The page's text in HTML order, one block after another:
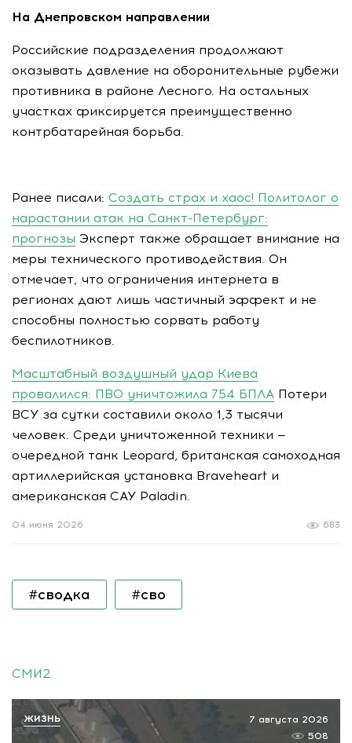
На Днепровском направлении
Российские подразделения продолжают
оказывать давление на оборонительные рубежи
противника в районе Лесного. На остальных
участках фиксируется преимущественно
контрбатарейная борьба.
Ранее писали: Создать страх и хаос! Политолог о
нарастании атак на Санкт-Петербург:
прогнозы Эксперт также обращает внимание на
меры технического противодействия. Он
отмечает, что ограничения интернета в
регионах дают лишь частичный эффект и не
способны полностью сорвать работу
беспилотников.
Масштабный воздушный удар Киева
провалился: ПВО уничтожила 754 БПЛА Потери
ВСУ за сутки составили около 1,3 тысячи
человек. Среди уничтоженной техники —
очередной танк Leopard, британская самоходная
артиллерийская установка Braveheart и
американская САУ Paladin.
683
04 июня 2026
#сводка #сво
СМИ2
7 августа 2026
508
ЖИЗНЬ